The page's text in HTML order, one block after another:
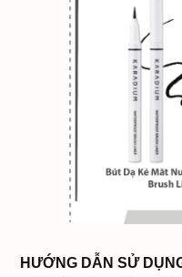
HƯỚNG DẪN SỬ